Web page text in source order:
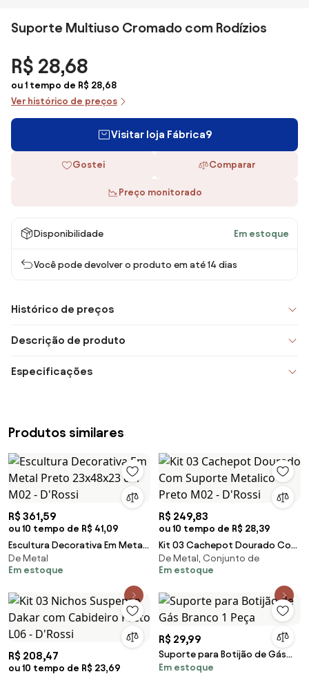
Suporte Multiuso Cromado com Rodízios
R$ 28,68
ou 1 tempo de R$ 28,68
Ver histórico de preços
Visitar loja Fábrica9
Gostei Comparar
Preço monitorado
Disponibilidade Em estoque
Você pode devolver o produto em até 14 dias
Histórico de preços
Descrição de produto
Especificações
Produtos similares
R$ 361,59
ou 10 tempo de R$ 41,09
Escultura Decorativa Em Metal
Preto 23x48x23 cm M02 -
D'Rossi
De Metal
Em estoque
R$ 249,83
ou 10 tempo de R$ 28,39
Kit 03 Cachepot Dourado Com
Suporte Metalico Preto M02 -
D'Rossi
De Metal, Conjunto de
Em estoque
R$ 208,47
ou 10 tempo de R$ 23,69
R$ 29,99
Suporte para Botijão de Gás
Branco 1 Peça
Em estoque